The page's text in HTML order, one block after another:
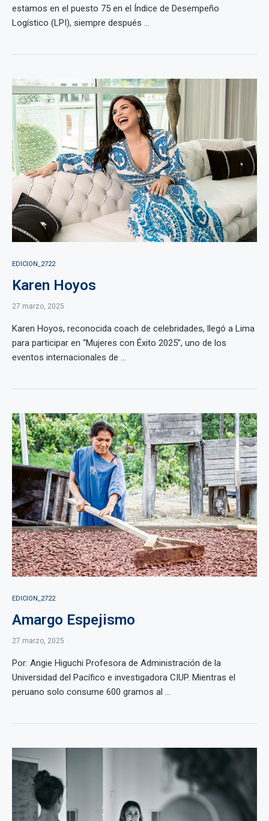
estamos en el puesto 75 en el Índice de Desempeño
Logístico (LPI), siempre después ...
EDICION_2722
Karen Hoyos
27 marzo, 2025
Karen Hoyos, reconocida coach de celebridades, llegó a Lima
para participar en “Mujeres con Éxito 2025”, uno de los
eventos internacionales de ...
EDICION_2722
Amargo Espejismo
27 marzo, 2025
Por: Angie Higuchi Profesora de Administración de la
Universidad del Pacífico e investigadora CIUP. Mientras el
peruano solo consume 600 gramos al ...